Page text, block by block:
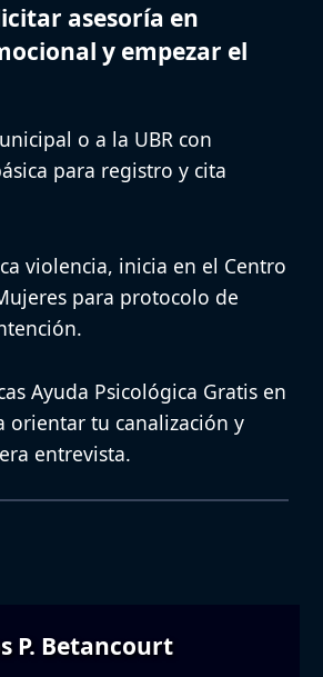
asesoría en
y empezar el
o a la UBR con
para registro y cita
violencia, inicia en el Centro
para protocolo de
Ayuda Psicológica Gratis en
orientar tu canalización y
entrevista.
P. Betancourt